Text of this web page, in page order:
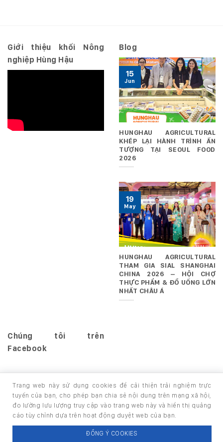
Giới thiệu khối Nông
nghiệp Hùng Hậu
Blog
HUNGHAU AGRICULTURAL
KHÉP LẠI HÀNH TRÌNH ẤN
TƯỢNG TẠI SEOUL FOOD
2026
15
Jun
HUNGHAU AGRICULTURAL
THAM GIA SIAL SHANGHAI
CHINA 2026 – HỘI CHỢ
THỰC PHẨM & ĐỒ UỐNG LỚN
NHẤT CHÂU Á
19
May
Chúng tôi trên
Facebook
TRANG CHỦ GIỚI THIỆU SẢN PHẨM
Copyright 2026 ©thuộc HUNGHAU HOLDINGS. All rights
Trang web này sử dụng cookies để cải thiện trải nghiệm trực
tuyến của bạn, cho phép bạn chia sẻ nội dung trên mạng xã hội,
đo lường lưu lượng truy cập vào trang web này và hiển thị quảng
cáo tùy chỉnh dựa trên hoạt động duyệt web của bạn.
ĐỒNG Ý COOKIES